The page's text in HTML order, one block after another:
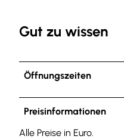
Gut zu wissen
Öffnungszeiten
Preisinformationen
Alle Preise in Euro.